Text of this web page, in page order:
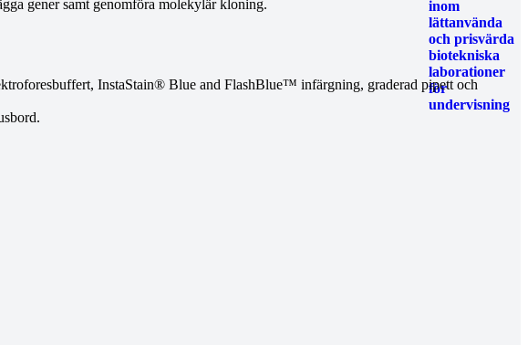
gener samt genomföra molekylär kloning.
InstaStain® Blue and FlashBlue™ infärgning, graderad pipett och